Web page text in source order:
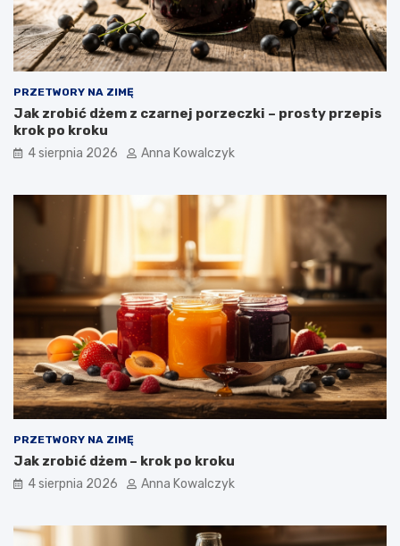
PRZETWORY NA ZIMĘ
Jak zrobić dżem z czarnej porzeczki – prosty przepis
krok po kroku
4 sierpnia 2026 Anna Kowalczyk
PRZETWORY NA ZIMĘ
Jak zrobić dżem – krok po kroku
4 sierpnia 2026 Anna Kowalczyk